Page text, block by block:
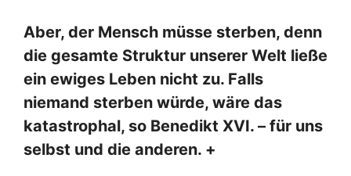
Aber, der Mensch müsse sterben, denn
die gesamte Struktur unserer Welt ließe
ein ewiges Leben nicht zu. Falls
niemand sterben würde, wäre das
katastrophal, so Benedikt XVI. – für uns
selbst und die anderen. +